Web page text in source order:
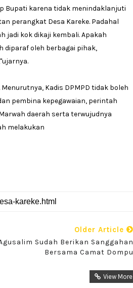
Bupati karena tidak menindaklanjuti
perangkat Desa Kareke. Padahal
jadi kok dikaji kembali. Apakah
diparaf oleh berbagai pihak,
Kadis DPMPD tidak boleh
pembina kepegawaian, perintah
daerah serta terwujudnya
melakukan
Older Article
Sudah Berikan Sanggahan
Bersama Camat Dompu
View More